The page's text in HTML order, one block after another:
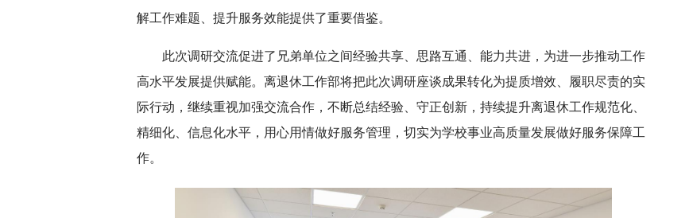
解工作难题、提升服务效能提供了重要借鉴。
此次调研交流促进了兄弟单位之间经验共享、思路互通、能力共进，为进一步推动工作
高水平发展提供赋能。离退休工作部将把此次调研座谈成果转化为提质增效、履职尽责的实
际行动，继续重视加强交流合作，不断总结经验、守正创新，持续提升离退休工作规范化、
精细化、信息化水平，用心用情做好服务管理，切实为学校事业高质量发展做好服务保障工
作。
深切缅怀李政道先生
扎实开展树立和践行正确政绩观学习教
育